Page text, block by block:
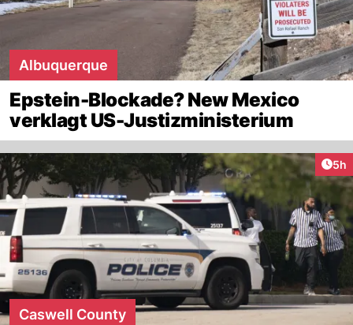
Albuquerque
Epstein-Blockade? New Mexico
verklagt US-Justizministerium
5h
Caswell County